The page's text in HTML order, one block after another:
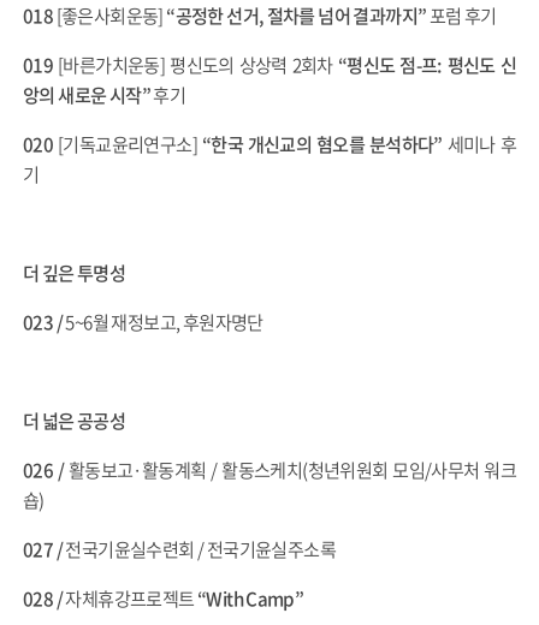
018[좋은사회운동]“공정한 선거, 절차를 넘어 결과까지”포럼 후기
019 [바른가치운동] 평신도의 상상력 2회차 “평신도 점-프: 평신도 신
앙의 새로운 시작”후기
020 [기독교윤리연구소] “한국 개신교의 혐오를 분석하다” 세미나 후
기
더 깊은 투명성
023 /5~6월 재정보고, 후원자명단
더 넓은 공공성
026 /활동보고·활동계획 / 활동스케치(청년위원회 모임/사무처 워크
숍)
027 /전국기윤실수련회 / 전국기윤실주소록
028 /자체휴강프로젝트“With Camp”